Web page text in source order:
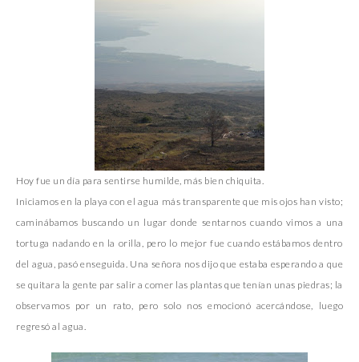
Hoy fue un día para sentirse humilde, más bien chiquita.
Iniciamos en la playa con el agua más transparente que mis ojos han visto;
caminábamos buscando un lugar donde sentarnos cuando vimos a una
tortuga nadando en la orilla, pero lo mejor fue cuando estábamos dentro
del agua, pasó enseguida. Una señora nos dijo que estaba esperando a que
se quitara la gente par salir a comer las plantas que tenían unas piedras; la
observamos por un rato, pero solo nos emocionó acercándose, luego
regresó al agua.